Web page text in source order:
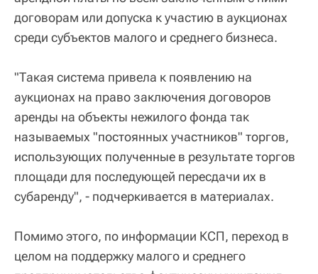
договорам или допуска к участию в аукционах
среди субъектов малого и среднего бизнеса.
"Такая система привела к появлению на
аукционах на право заключения договоров
аренды на объекты нежилого фонда так
называемых "постоянных участников" торгов,
использующих полученные в результате торгов
площади для последующей пересдачи их в
субаренду", - подчеркивается в материалах.
Помимо этого, по информации КСП, переход в
целом на поддержку малого и среднего